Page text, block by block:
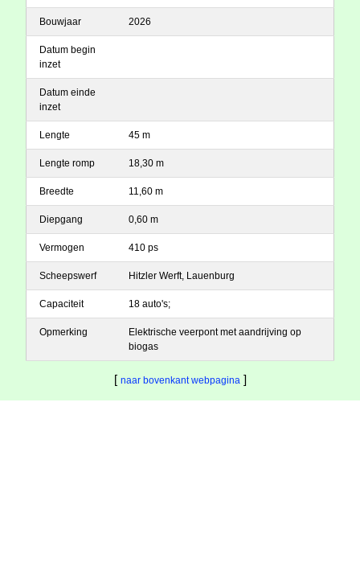
Bouwjaar 2026
Datum begin
inzet
Datum einde
inzet
Lengte 45 m
Lengte romp 18,30 m
Breedte 11,60 m
Diepgang 0,60 m
Vermogen 410 ps
Scheepswerf Hitzler Werft, Lauenburg
Capaciteit 18 auto's;
Opmerking
Elektrische veerpont met aandrijving op
biogas
[ naar bovenkant webpagina ]